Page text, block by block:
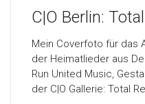
C|O Berlin:
Mein Coverfoto für das
der Heimatlieder aus
Run United Music,
der C|O Gallerie: Total